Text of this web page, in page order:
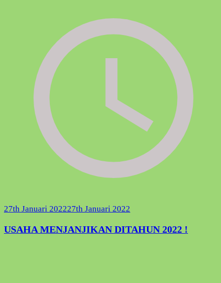
27th Januari 202227th Januari 2022
USAHA MENJANJIKAN DITAHUN 2022 !